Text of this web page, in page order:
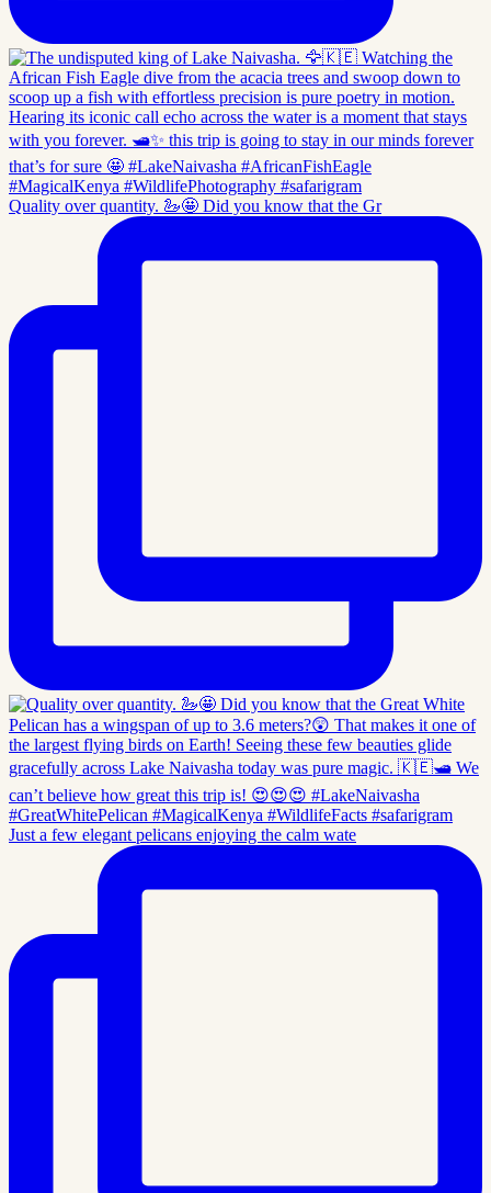
Quality over quantity. 🦢🤩 Did you know that the Gr
Just a few elegant pelicans enjoying the calm wate